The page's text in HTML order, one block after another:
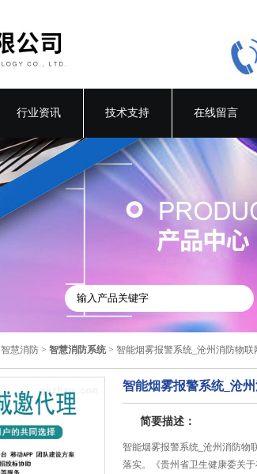
行业资讯 技术支持 在线留言
智慧消防 > 智慧消防系统 > 智能烟雾报警系统_沧州消防物联
智能烟雾报警系统_沧
简要描述：
智能烟雾报警系统_沧州消防物
落实。《贵州省卫生健康委关